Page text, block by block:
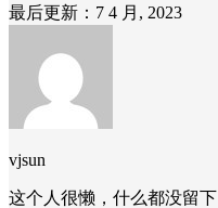
最后更新：7 4 月, 2023
vjsun
这个人很懒，什么都没留下